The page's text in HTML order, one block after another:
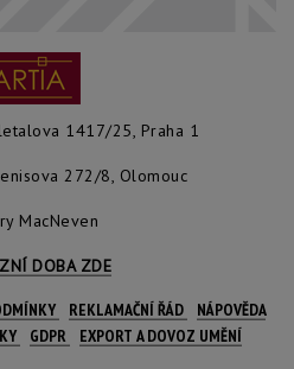
1417/25, Praha 1
272/8, Olomouc
MacNeven
DOBA ZDE
REKLAMAČNÍ ŘÁD
NÁPOVĚDA
GDPR EXPORT A DOVOZ UMĚNÍ